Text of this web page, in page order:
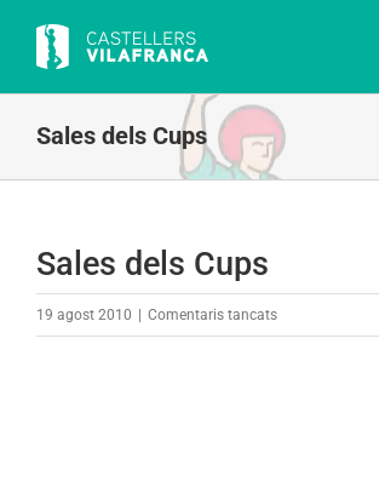
content
Sales dels Cups
Sales dels Cups
19 agost 2010 Comentaris tancatsa